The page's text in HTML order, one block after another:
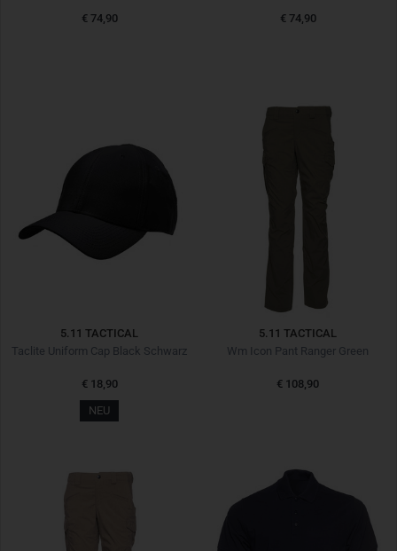
€ 74,90 € 74,90
5.11 TACTICAL
Taclite Uniform Cap Black Schwarz
€ 18,90
NEU
5.11 TACTICAL
Wm Icon Pant Ranger Green
€ 108,90